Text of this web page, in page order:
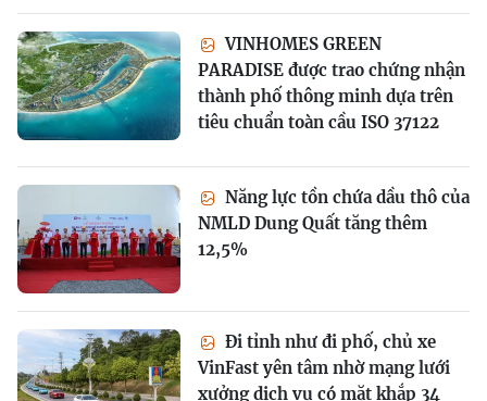
VINHOMES GREEN
PARADISE được trao chứng nhận
thành phố thông minh dựa trên
tiêu chuẩn toàn cầu ISO 37122
Năng lực tồn chứa dầu thô của
NMLD Dung Quất tăng thêm
12,5%
Đi tỉnh như đi phố, chủ xe
VinFast yên tâm nhờ mạng lưới
xưởng dịch vụ có mặt khắp 34